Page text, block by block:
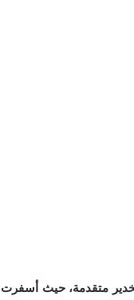
متقدمة، حيث أسفرت